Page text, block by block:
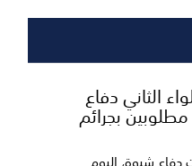
الثاني دفاع
بجرائم